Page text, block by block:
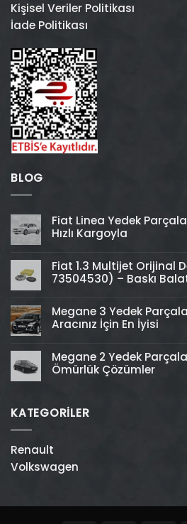
Kişisel Veriler Politikası
İade Politikası
BLOG
Fiat Linea Yedek
Hızlı Kargoyla
Fiat 1.3 Multijet Orijinal
73504530) – Baskı
Megane 3 Yedek
Aracınız İçin En İyisi
Megane 2 Yedek
Ömürlük Çözümler
KATEGORİLER
Renault
Volkswagen